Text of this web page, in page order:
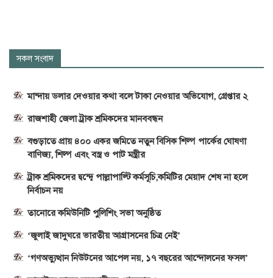
সকল সংবাদ
মান্দায় ডলার দেওয়ার কথা বলে টাকা নেওয়ার অভিযোগ, গ্রেপ্তার ২
রাজশাহী জেলা ট্রাক শ্রমিকদের মানববন্ধন
বগুড়াতে প্রায় ৪০০ একর জমিতে নতুন বিসিক শিল্প পার্কের ঘোষণা
বাণিজ্য, শিল্প এবং বস্ত্র ও পাট মন্ত্রীর
ট্রাক শ্রমিকদের দ্বন্দ্বে পাল্লাপাল্টি কর্মসূচি,কমিটির মেয়াদ শেষ না হলে
নির্বাচন নয়
তানোরে কমিউনিটি পুলিশিং সভা অনুষ্ঠিত
‘জুলাই জাদুঘরে ভারতীয় আগ্রাসনের চিত্র নেই’
‘গণঅভ্যুত্থান নিউটনের আপেল নয়, ১৭ বছরের আন্দোলনের ফসল’